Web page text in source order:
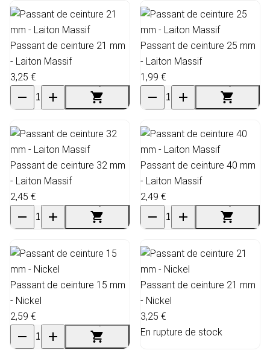
Passant de ceinture 21 mm
- Laiton Massif
3,25 €
Passant de ceinture 25 mm
- Laiton Massif
1,99 €
Passant de ceinture 32 mm
- Laiton Massif
2,45 €
Passant de ceinture 40 mm
- Laiton Massif
2,49 €
Passant de ceinture 15 mm
- Nickel
2,59 €
Passant de ceinture 21 mm
- Nickel
3,25 €
En rupture de stock